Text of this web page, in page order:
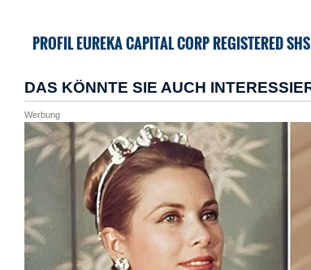
PROFIL EUREKA CAPITAL CORP REGISTERED SHS